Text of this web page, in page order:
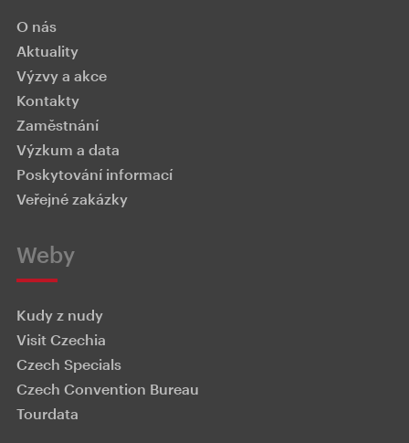
O nás
Aktuality
Výzvy a akce
Kontakty
Zaměstnání
Výzkum a data
Poskytování informací
Veřejné zakázky
Weby
Kudy z nudy
Visit Czechia
Czech Specials
Czech Convention Bureau
Tourdata